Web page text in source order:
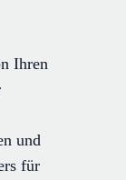
Ihren
und
für